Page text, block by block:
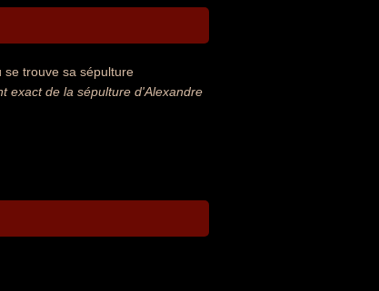
se trouve sa sépulture
exact de la sépulture d'Alexandre